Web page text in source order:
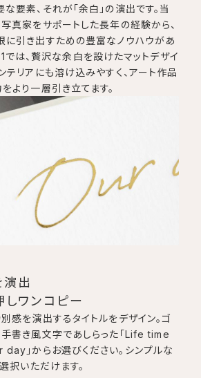
要素、それが「余白」の演出です。当
真家をサポートした長年の経験から、
に引き出すための豊富なノウハウがあ
は、贅沢な余白を設けたマットデザイ
テリアにも溶け込みやすく、アート作品
より一層引き立てます。
演出
しワンコピー
感を演出するタイトルをデザイン。ゴ
書き風文字であしらった「Life time
day」からお選びください。シンプルな
択いただけます。